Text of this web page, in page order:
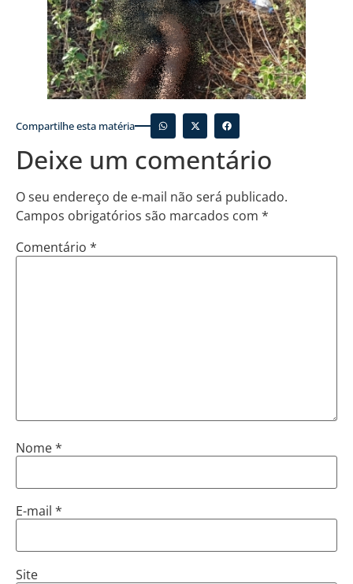
Compartilhe esta matéria
Deixe um comentário
O seu endereço de e-mail não será publicado.
Campos obrigatórios são marcados com *
Comentário *
Nome*
E-mail *
Site